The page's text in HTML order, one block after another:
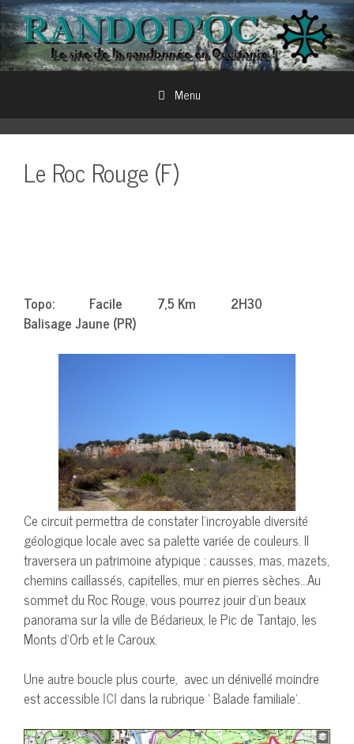
Aller
au
contenu
Menu
Le Roc Rouge (F)
Topo: Facile 7,5 Km 2H30
Balisage Jaune (PR)
Ce circuit permettra de constater l’incroyable diversité
géologique locale avec sa palette variée de couleurs. Il
traversera un patrimoine atypique : causses, mas, mazets,
chemins caillassés, capitelles, mur en pierres sèches…Au
sommet du Roc Rouge, vous pourrez jouir d’un beaux
panorama sur la ville de Bédarieux, le Pic de Tantajo, les
Monts d’Orb et le Caroux.
Une autre boucle plus courte, avec un dénivellé moindre
est accessible ICI dans la rubrique ‘ Balade familiale’.